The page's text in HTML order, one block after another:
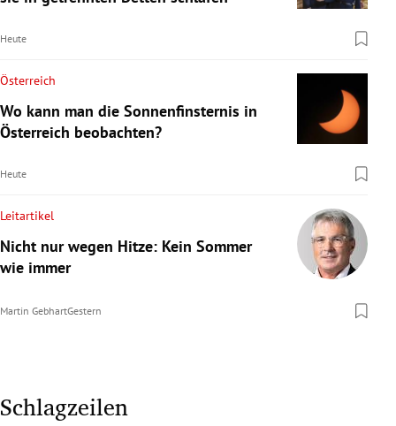
Heute
Österreich
Wo kann man die Sonnenfinsternis in
Österreich beobachten?
Heute
Leitartikel
Nicht nur wegen Hitze: Kein Sommer
wie immer
Martin GebhartGestern
Schlagzeilen